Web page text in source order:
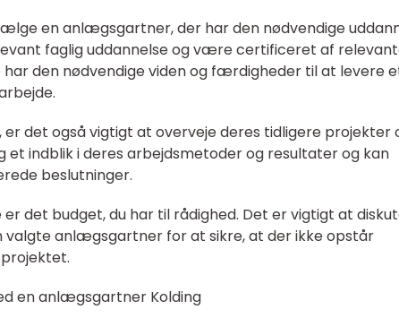
en anlægsgartner, der har den nødvendige
faglig uddannelse og være certificeret af
den nødvendige viden og færdigheder til at levere
det også vigtigt at overveje deres tidligere projekter
et indblik i deres arbejdsmetoder og resultater og kan
beslutninger.
det budget, du har til rådighed. Det er vigtigt at
valgte anlægsgartner for at sikre, at der ikke opstår
en anlægsgartner Kolding